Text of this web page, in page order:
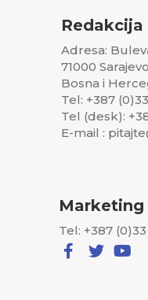
Redakcija
Adresa:
71000
Bosna i
Tel: +387
Tel (desk):
E-mail :
Marketing
Tel: +387